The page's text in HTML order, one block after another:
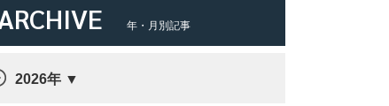
年・月別記事
2026年